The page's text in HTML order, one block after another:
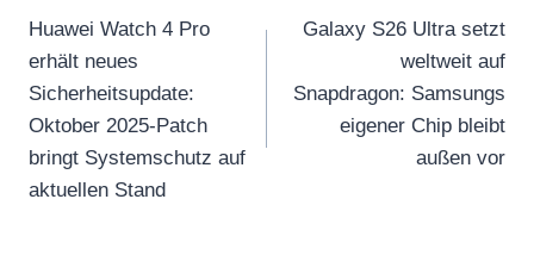
Huawei Watch 4 Pro
erhält neues
Sicherheitsupdate:
Oktober 2025-Patch
bringt Systemschutz auf
aktuellen Stand
Galaxy S26 Ultra setzt
weltweit auf
Snapdragon: Samsungs
eigener Chip bleibt
außen vor